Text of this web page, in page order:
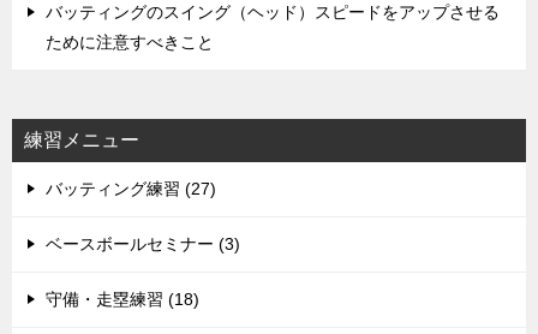
バッティングのスイング（ヘッド）スピードをアップさせる
ために注意すべきこと
練習メニュー
バッティング練習 (27)
ベースボールセミナー (3)
守備・走塁練習 (18)